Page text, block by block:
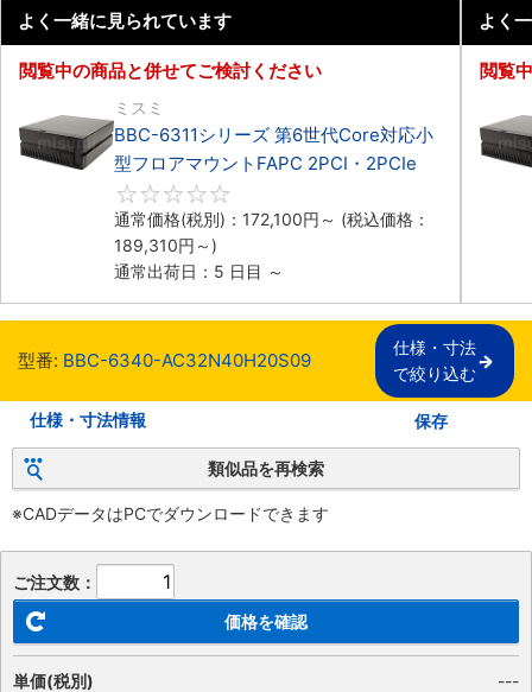
よく一緒に見られています
閲覧中の商品と併せてご検討ください
ミスミ
BBC-6311シリーズ 第6世代Core対応小
型フロアマウントFAPC 2PCI・2PCIe
通常価格(税別)： 172,100円 ～ (税込価格：
189,310円 ～)
通常出荷日：5 日目 ～
よく
閲覧
型番: BBC-6340-AC32N40H20S09
仕様・寸法
で絞り込む
仕様・寸法情報 保存
類似品を再検索
※CADデータはPCでダウンロードできます
ご注文数：
価格を確認
単価(税別) ---